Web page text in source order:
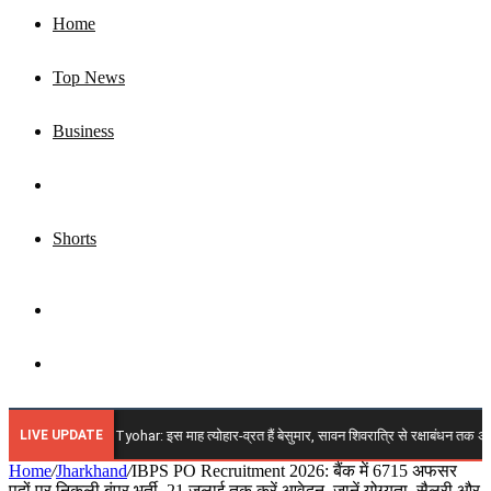
Home
Top News
Business
Shorts
for
LIVE UPDATE
2026 Vrat Tyohar: इस माह त्योहार-व्रत हैं बेसुमार, सावन शिवरात्रि से रक्षाबंधन तक अगस्त में
Home/Jharkhand/IBPS PO Recruitment 2026: बैंक में 6715 अफसर